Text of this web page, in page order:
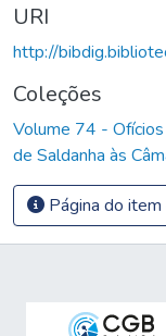
URI
http://
Coleções
Volume 74 -
de Saldanha às
Página do